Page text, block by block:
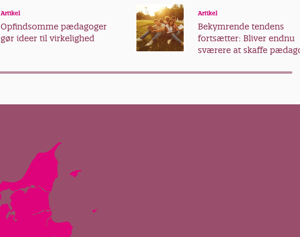
Artikel
Opfindsomme pædagoger
gør ideer til virkelighed
Artikel
Bekymrende tendens
fortsætter: Bliver endnu
sværere at skaffe